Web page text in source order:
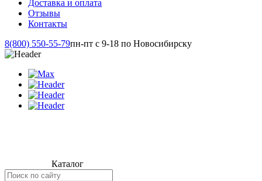
Доставка и оплата
Отзывы
Контакты
8(800) 550-55-79пн-пт с 9-18 по Новосибирску
Каталог